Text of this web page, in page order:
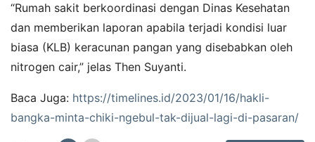
“Rumah sakit berkoordinasi dengan Dinas Kesehatan
dan memberikan laporan apabila terjadi kondisi luar
biasa (KLB) keracunan pangan yang disebabkan oleh
nitrogen cair,” jelas Then Suyanti.
Baca Juga: https://timelines.id/2023/01/16/hakli-
bangka-minta-chiki-ngebul-tak-dijual-lagi-di-pasaran/